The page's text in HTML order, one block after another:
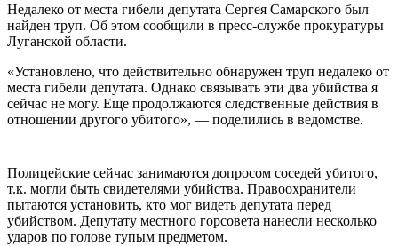
Недалеко от места гибели депутата Сергея Самарского был
найден труп. Об этом сообщили в пресс-службе прокуратуры
Луганской области.
«Установлено, что действительно обнаружен труп недалеко от
места гибели депутата. Однако связывать эти два убийства я
сейчас не могу. Еще продолжаются следственные действия в
отношении другого убитого», — поделились в ведомстве.
Полицейские сейчас занимаются допросом соседей убитого,
т.к. могли быть свидетелями убийства. Правоохранители
пытаются установить, кто мог видеть депутата перед
убийством. Депутату местного горсовета нанесли несколько
ударов по голове тупым предметом.